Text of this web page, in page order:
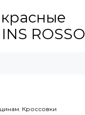
ROSSO
, Кроссовки